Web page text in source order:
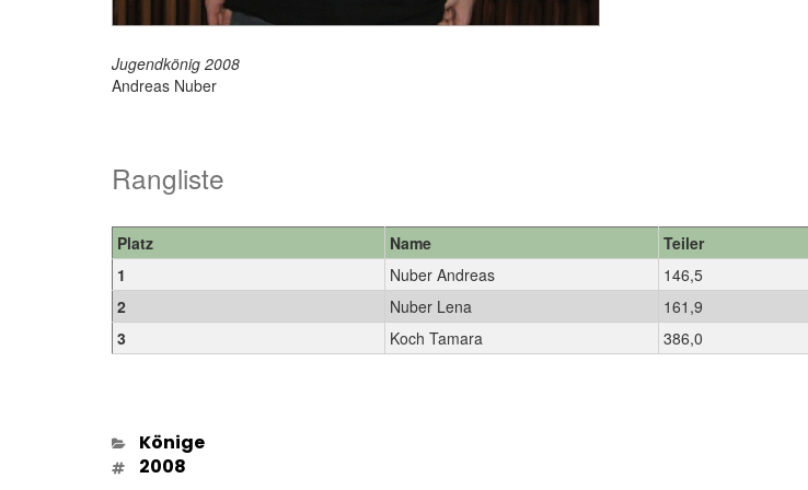
Jugendkönig 2008
Andreas Nuber
Rangliste
Platz Name
Teiler
1
Nuber Andreas
146,5
2
Nuber Lena
161,9
3
Koch Tamara 386,0
Kategorien
Könige
Schlagwörter
2008